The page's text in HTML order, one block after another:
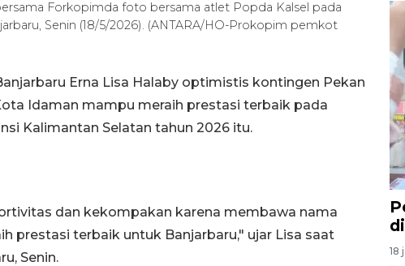
Forkopimda foto bersama atlet Popda Kalsel pada
Senin (18/5/2026). (ANTARA/HO-Prokopim pemkot
Erna Lisa Halaby optimistis kontingen Pekan
Idaman mampu meraih prestasi terbaik pada
Kalimantan Selatan tahun 2026 itu.
dan kekompakan karena membawa nama
prestasi terbaik untuk Banjarbaru," ujar Lisa saat
Senin.
18